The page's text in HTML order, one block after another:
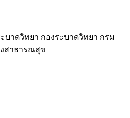
บาดวิทยา กองระบาดวิทยา กรม
สาธารณสุข